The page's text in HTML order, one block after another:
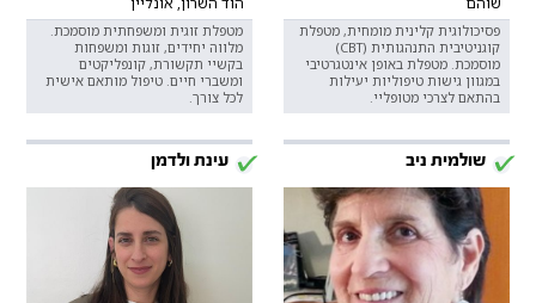
פסיכולוגית קלינית מומחית, מטפלת
קוגניטיבית התנהגותית (CBT)
מוסמכת. מטפלת באופן אינטגרטיבי
במגוון גישות טיפוליות יעילות
בהתאם לצרכי מטופליי.
מטפלת זוגית ומשפחתית מוסמכת.
מלווה יחידים, זוגות ומשפחות
בקשיי תקשורת, קונפליקטים
ומשברי חיים. טיפול מותאם אישית
לכל צורך.
שולמית ניב עינת ולדמן